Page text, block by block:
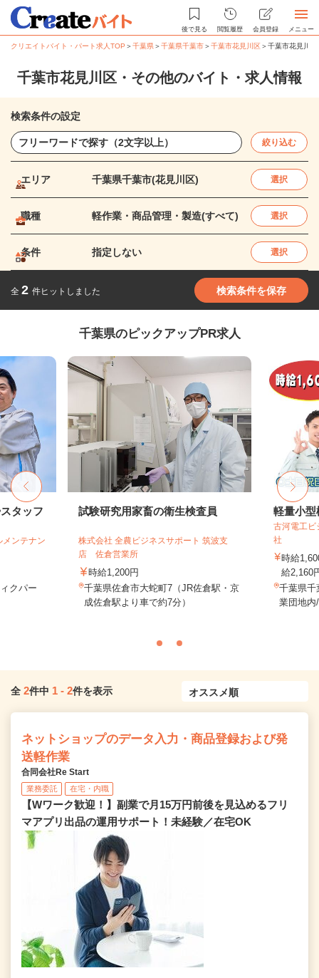
後で見る 閲覧履歴 会員登録 メニュー
クリエイトバイト・パート求人TOP ＞千葉県＞千葉県千葉市＞千葉市花見川区＞千葉市花見川
千葉市花見川区・その他のバイト・求人情報
検索条件の設定
絞り込む
エリア 千葉県千葉市(花見川区) 選択
職種 軽作業・商品管理・製造(すべて) 選択
条件 指定しない 選択
全 2 件ヒットしました 検索条件を保存
千葉県のピックアップPR求人
タッフ
ンテナン
クパー
試験研究用家畜の衛生検査員
株式会社 全農ビジネスサポート 筑波支
店 佐倉営業所
時給1,200円
千葉県佐倉市大蛇町7（JR佐倉駅・京
成佐倉駅より車で約7分）
軽量小型
古河電工ビ
社
時給
給2,160
千葉県千
業団地内
全 2件中 1 - 2件を表示
ネットショップのデータ入力・商品登録および発
送軽作業
合同会社Re Start
業務委託 在宅・内職
【Wワーク歓迎！】副業で月15万円前後を見込めるフリ
マアプリ出品の運用サポート！未経験／在宅OK